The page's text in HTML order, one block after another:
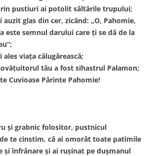
pustiuri ai potolit săltările trupului;
auzit glas din cer, zicând: „O, Pahomie,
este semnul darului care ţi se dă de la
ales viaţa călugărească;
tău a fost sihastrul Palamon;
Cuvioase Părinte Pahomie!
şi grabnic folositor, pustnicul
te cinstim, că ai omorât toate patimile
şi înfrânare şi ai ruşinat pe duşmanul